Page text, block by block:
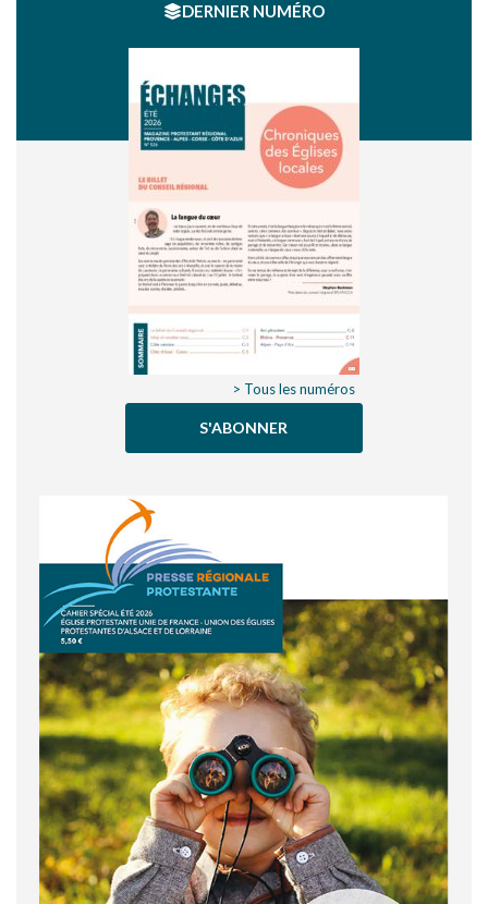
DERNIER NUMÉRO
> Tous les numéros
S'ABONNER